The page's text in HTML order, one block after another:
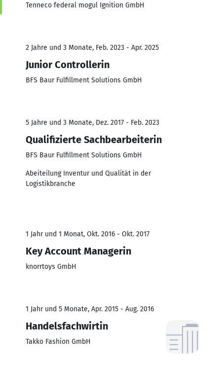
Tenneco federal mogul Ignition GmbH
2 Jahre und 3 Monate, Feb. 2023 - Apr. 2025
Junior Controllerin
BFS Baur Fulfillment Solutions GmbH
5 Jahre und 3 Monate, Dez. 2017 - Feb. 2023
Qualifizierte Sachbearbeiterin
BFS Baur Fulfillment Solutions GmbH
Abeiteilung Inventur und Qualität in der
Logistikbranche
1 Jahr und 1 Monat, Okt. 2016 - Okt. 2017
Key Account Managerin
knorrtoys GmbH
1 Jahr und 5 Monate, Apr. 2015 - Aug. 2016
Handelsfachwirtin
Takko Fashion GmbH